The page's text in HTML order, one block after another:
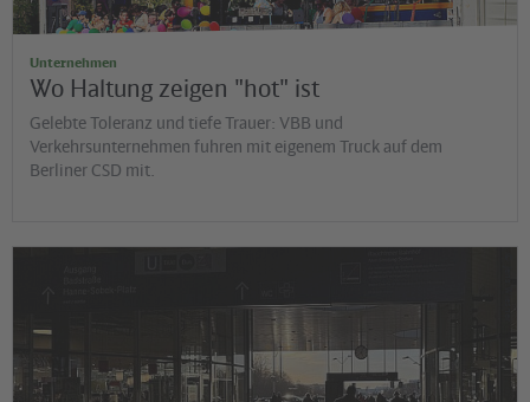
Unternehmen
Wo Haltung zeigen "hot" ist
Gelebte Toleranz und tiefe Trauer: VBB und
Verkehrsunternehmen fuhren mit eigenem Truck auf dem
Berliner CSD mit.